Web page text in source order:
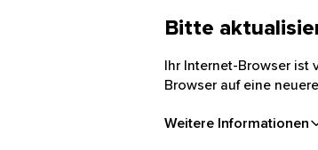
Bitte
Ihr Internet-Browser ist
Browser auf eine
Weitere Informationen